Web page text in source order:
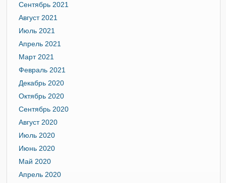
Сентябрь 2021
Август 2021
Июль 2021
Апрель 2021
Март 2021
Февраль 2021
Декабрь 2020
Октябрь 2020
Сентябрь 2020
Август 2020
Июль 2020
Июнь 2020
Май 2020
Апрель 2020